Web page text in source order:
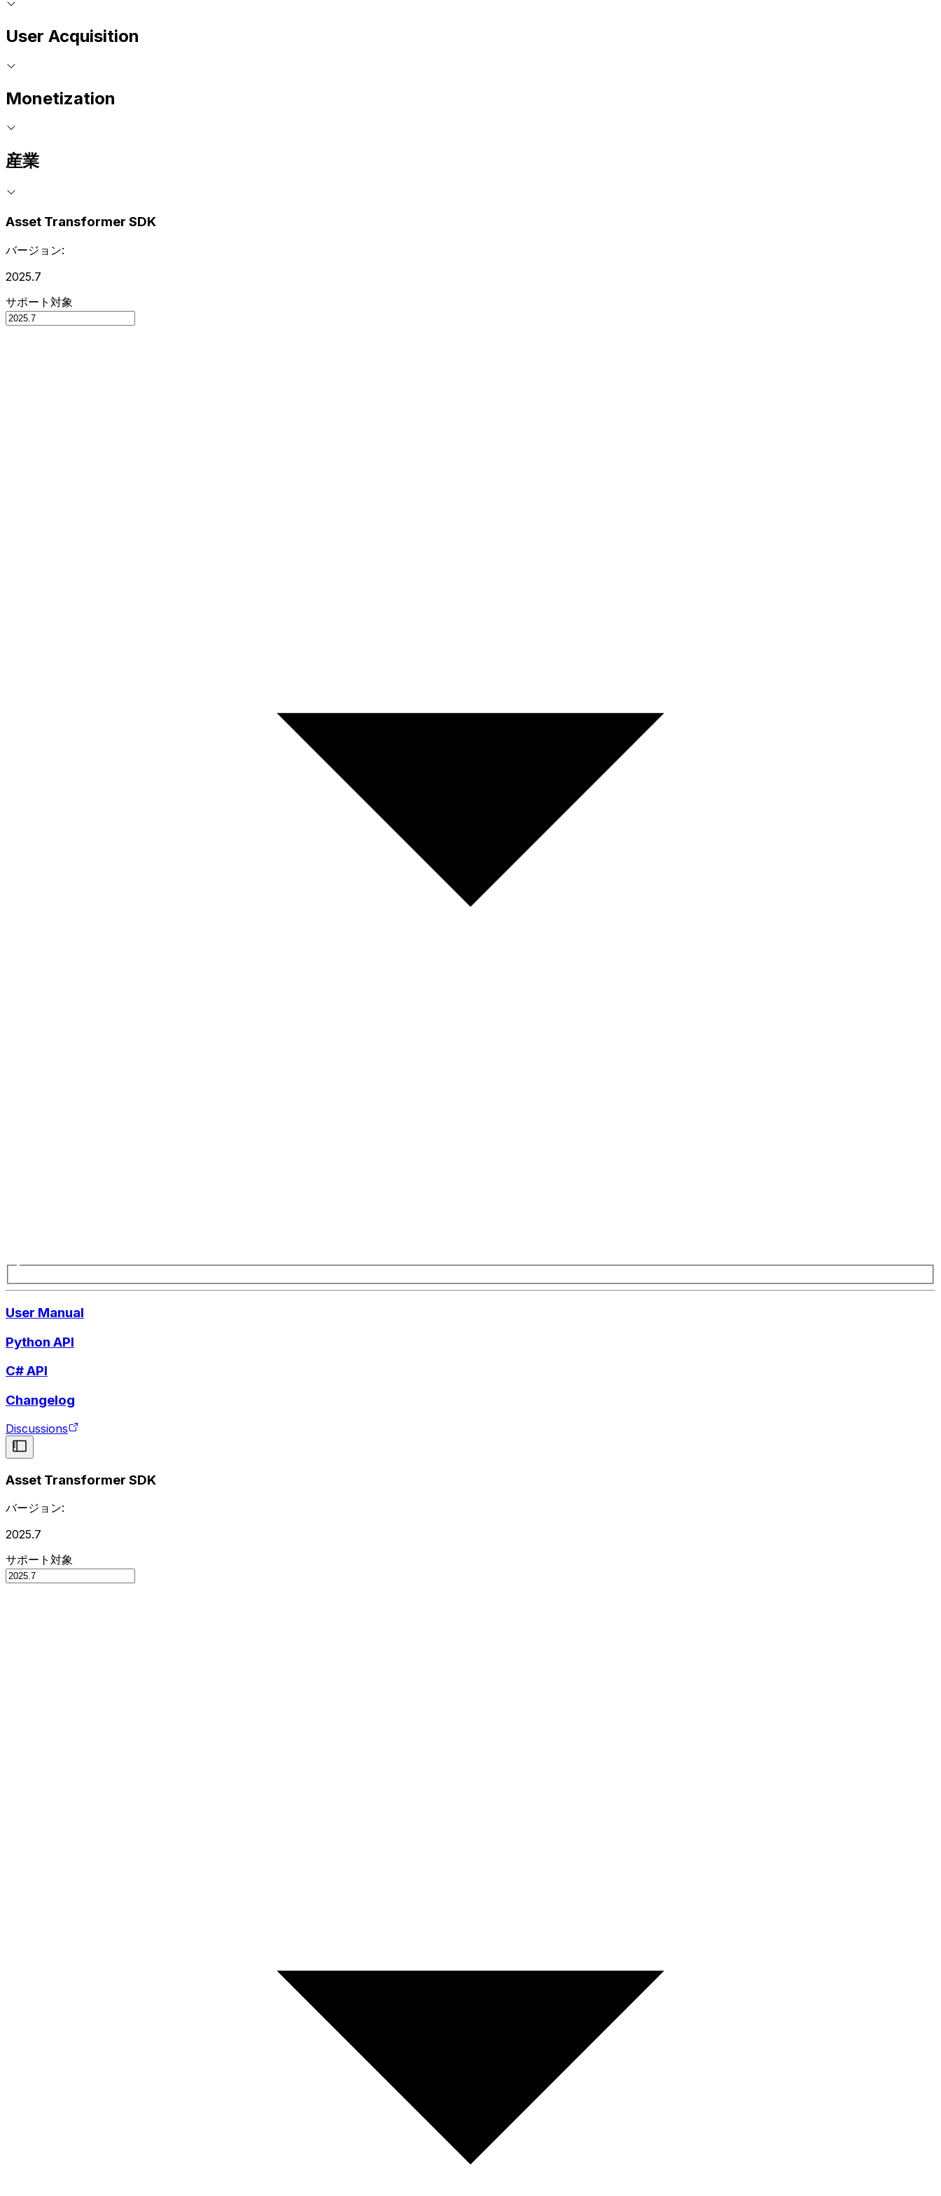
User Acquisition
Monetization
産業
Asset Transformer SDK
バージョン:
2025.7
サポート対象
User Manual
Python API
C# API
Changelog
Discussions
Asset Transformer SDK
バージョン:
2025.7
サポート対象